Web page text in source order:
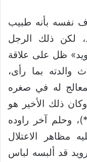
نفسه بأنه طبيب
لكن ذلك الرجل
ظل على علاقة
والدته بما رأى،
له في صغره
ذلك الأخير هو
العامل المُشترك للخلط (ص 56*)، وحلم آخر راوده
مظاهر الاعتلال
قد ألبسه لباس